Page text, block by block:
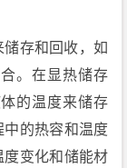
存和回收，如
。在显热储存
的温度来储存
中的热容和温度
度变化和储能材